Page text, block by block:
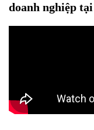
doanh nghiệp